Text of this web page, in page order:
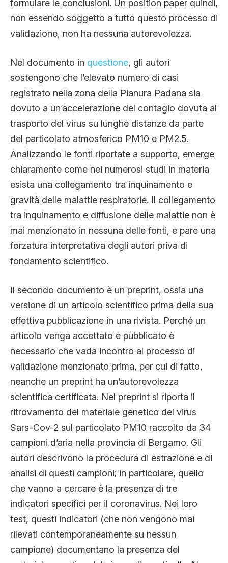
formulare le conclusioni. Un position paper quindi,
non essendo soggetto a tutto questo processo di
validazione, non ha nessuna autorevolezza.
Nel documento in questione, gli autori
sostengono che l’elevato numero di casi
registrato nella zona della Pianura Padana sia
dovuto a un’accelerazione del contagio dovuta al
trasporto del virus su lunghe distanze da parte
del particolato atmosferico PM10 e PM2.5.
Analizzando le fonti riportate a supporto, emerge
chiaramente come nei numerosi studi in materia
esista una collegamento tra inquinamento e
gravità delle malattie respiratorie. Il collegamento
tra inquinamento e diffusione delle malattie non è
mai menzionato in nessuna delle fonti, e pare una
forzatura interpretativa degli autori priva di
fondamento scientifico.
Il secondo documento è un preprint, ossia una
versione di un articolo scientifico prima della sua
effettiva pubblicazione in una rivista. Perché un
articolo venga accettato e pubblicato è
necessario che vada incontro al processo di
validazione menzionato prima, per cui di fatto,
neanche un preprint ha un’autorevolezza
scientifica certificata. Nel preprint si riporta il
ritrovamento del materiale genetico del virus
Sars-Cov-2 sul particolato PM10 raccolto da 34
campioni d’aria nella provincia di Bergamo. Gli
autori descrivono la procedura di estrazione e di
analisi di questi campioni; in particolare, quello
che vanno a cercare è la presenza di tre
indicatori specifici per il coronavirus. Nei loro
test, questi indicatori (che non vengono mai
rilevati contemporaneamente su nessun
campione) documentano la presenza del